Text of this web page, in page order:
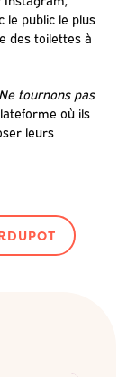
le public le plus
des toilettes à
Ne tournons pas
où ils
leurs